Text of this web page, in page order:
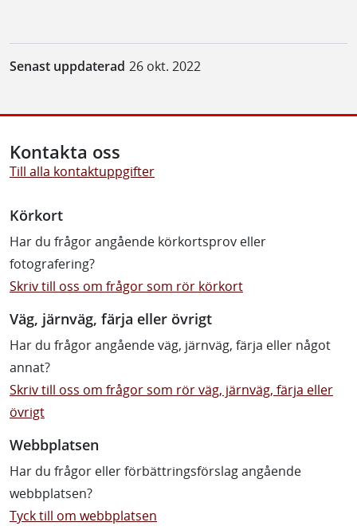
Senast uppdaterad 26 okt. 2022
Kontakta oss
Till alla kontaktuppgifter
Körkort
Har du frågor angående körkortsprov eller
fotografering?
Skriv till oss om frågor som rör körkort
Väg, järnväg, färja eller övrigt
Har du frågor angående väg, järnväg, färja eller något
annat?
Skriv till oss om frågor som rör väg, järnväg, färja eller
övrigt
Webbplatsen
Har du frågor eller förbättringsförslag angående
webbplatsen?
Tyck till om webbplatsen